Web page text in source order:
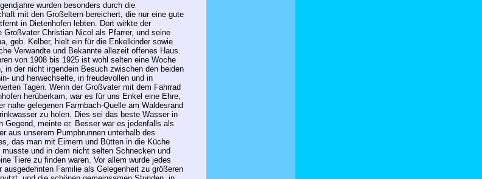
wurden besonders durch die
mit den Großeltern bereichert, die nur eine gute
in Dietenhofen lebten. Dort wirkte der
Großvater Christian Nicol als Pfarrer, und seine
geb. Kelber, hielt ein für die Enkelkinder sowie
Verwandte und Bekannte allezeit offenes Haus.
von 1908 bis 1925 ist wohl selten eine Woche
in der nicht irgendein Besuch zwischen den beiden
und herwechselte, in freudevollen und in
Tagen. Wenn der Großvater mit dem Fahrrad
herüberkam, war es für uns Enkel eine Ehre,
nahe gelegenen Farrnbach-Quelle am Waldesrand
zu holen. Dies sei das beste Wasser in
Gegend, meinte er. Besser war es jedenfalls als
aus unserem Pumpbrunnen unterhalb des
das man mit Eimern und Bütten in die Küche
musste und in dem nicht selten Schnecken und
Tiere zu finden waren. Vor allem wurde jedes
ausgedehnten Familie als Gelegenheit zu größeren